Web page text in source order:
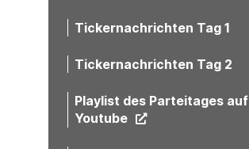
Tickernachrichten Tag 1
Tickernachrichten Tag 2
Playlist des Parteitages auf
Youtube